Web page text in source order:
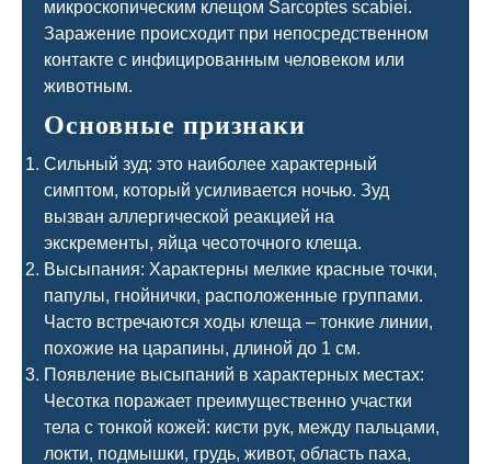
микроскопическим клещом Sarcoptes scabiei.
Заражение происходит при непосредственном
контакте с инфицированным человеком или
животным.
Основные признаки
Сильный зуд: это наиболее характерный
симптом, который усиливается ночью. Зуд
вызван аллергической реакцией на
экскременты, яйца чесоточного клеща.
Высыпания: Характерны мелкие красные точки,
папулы, гнойнички, расположенные группами.
Часто встречаются ходы клеща – тонкие линии,
похожие на царапины, длиной до 1 см.
Появление высыпаний в характерных местах:
Чесотка поражает преимущественно участки
тела с тонкой кожей: кисти рук, между пальцами,
локти, подмышки, грудь, живот, область паха,